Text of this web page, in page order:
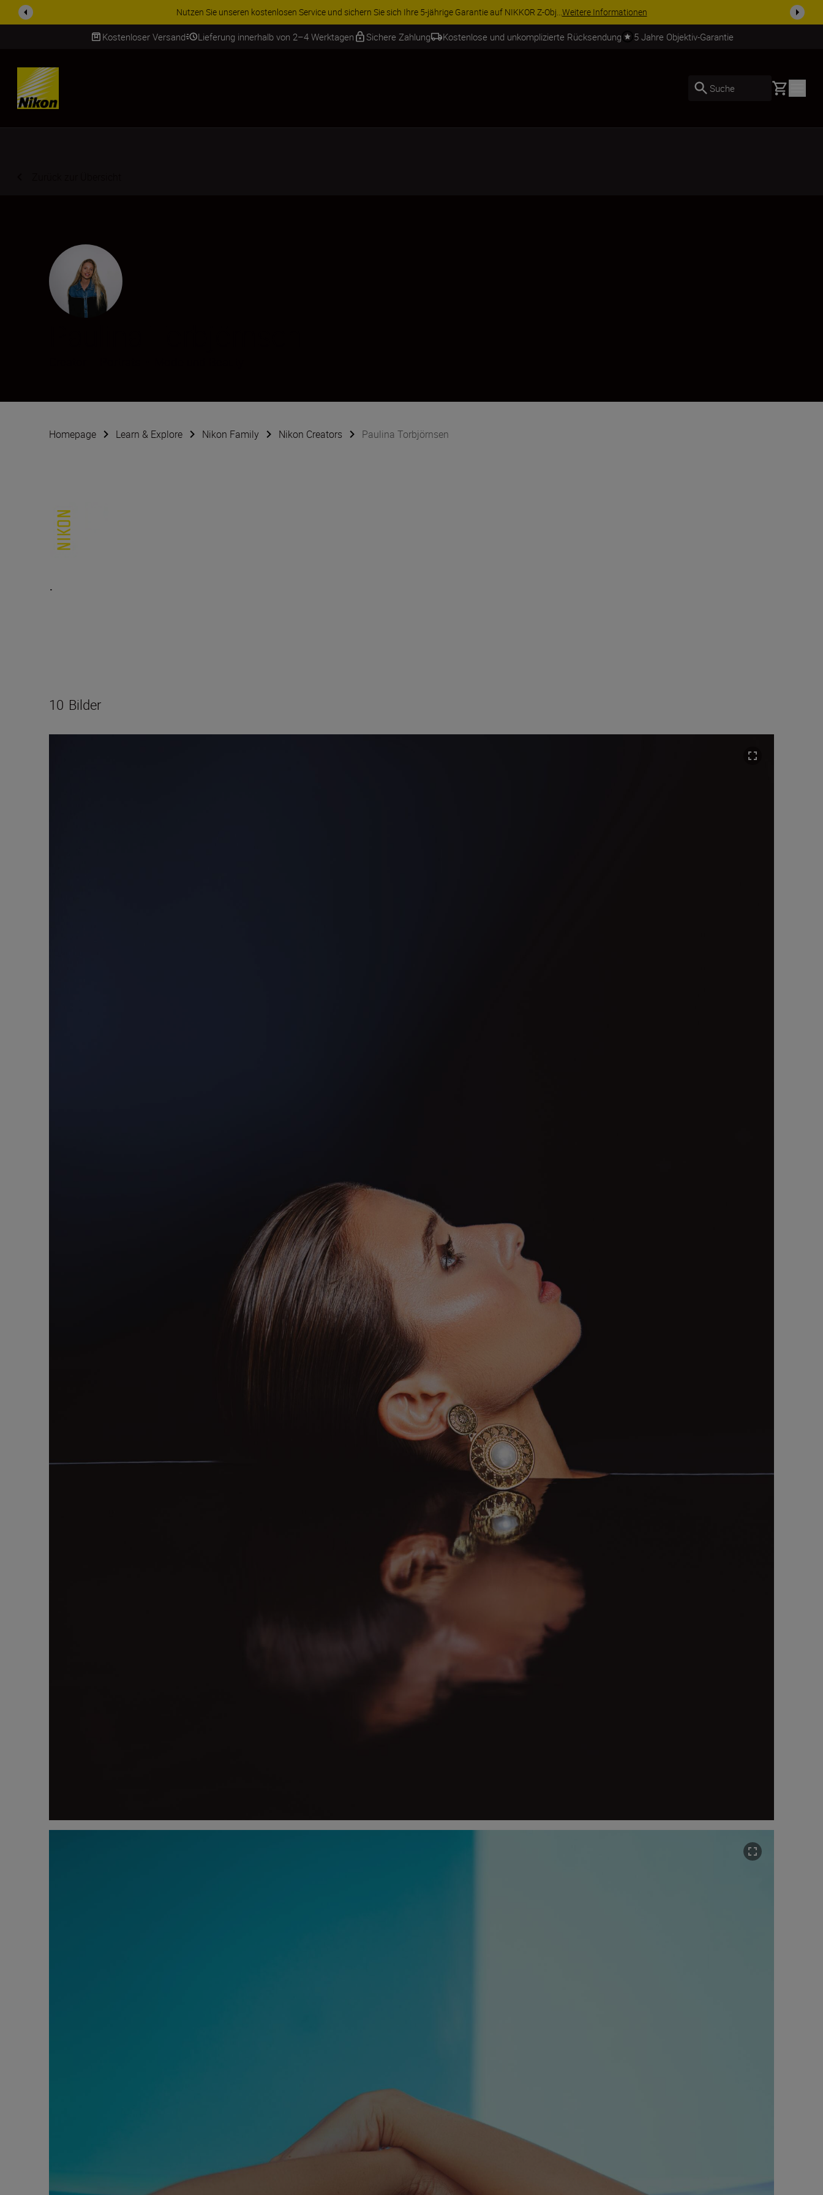
ZUBEHÖR IM ANGEBOT | Sparen Sie 15 % auf ausgewähltes Zubehör und vervollständigen Sie Ihre Ausrüstu...Jetzt einkaufen
Kostenloser Versand Lieferung innerhalb von 2–4 Werktagen Sichere Zahlung Kostenlose und unkomplizierte Rücksendung 5 Jahre Objektiv-Garantie
SKIP
Suche Basket
Homepage Learn & Explore Nikon Family Nikon Creators Paulina Torbjörnsen
.
10 Bilder